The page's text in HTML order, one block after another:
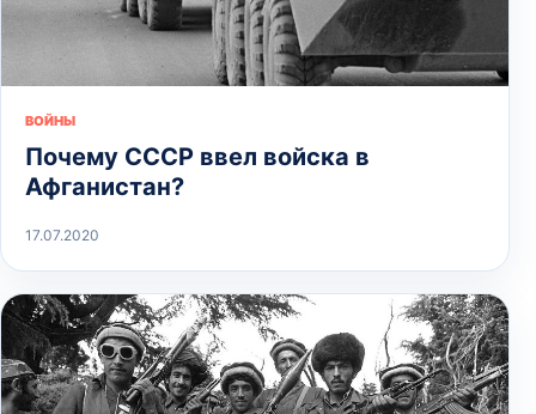
ВОЙНЫ
Почему СССР ввел войска в
Афганистан?
17.07.2020